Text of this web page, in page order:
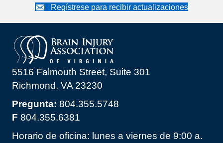
Regístrese para recibir actualizaciones
5516 Falmouth Street, Suite 301
Richmond, VA 23230
Pregunta: 804.355.5748
F 804.355.6381
Horario de oficina: lunes a viernes de 9:00 a.